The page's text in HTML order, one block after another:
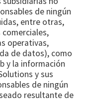
de ningún
entre otras,
operativas,
de datos), como
y la información
y sus
de ningún
resultante de